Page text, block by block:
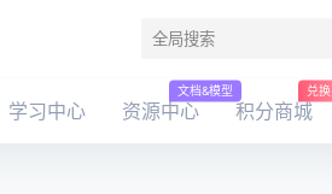
学习中心 资源中心
文档&模型
积分商城
兑换